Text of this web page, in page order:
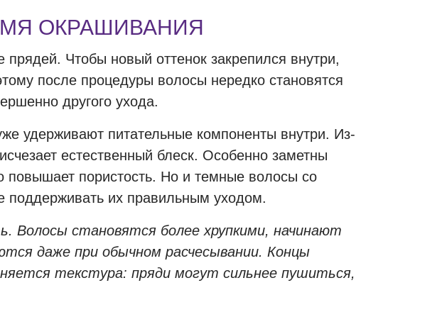
ОКРАШИВАНИЯ
Чтобы новый оттенок закрепился внутри,
после процедуры волосы нередко становятся
другого ухода.
удерживают питательные компоненты внутри. Из-
естественный блеск. Особенно заметны
повышает пористость. Но и темные волосы со
поддерживать их правильным уходом.
Волосы становятся более хрупкими, начинают
даже при обычном расчесывании. Концы
текстура: пряди могут сильнее пушиться,